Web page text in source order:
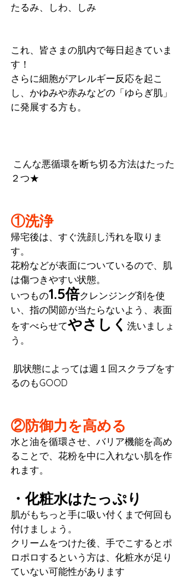
たるみ、しわ、しみ
これ、皆さまの肌内で毎日起きていま
す！
さらに細胞がアレルギー反応を起こ
し、かゆみや赤みなどの「ゆらぎ肌」
に発展する方も。
こんな悪循環を断ち切る方法はたった
２つ★
①洗浄
帰宅後は、すぐ洗顔し汚れを取りま
す。
花粉などが表面についているので、肌
は傷つきやすい状態。
いつもの1.5倍クレンジング剤を使
い、指の関節が当たらないよう、表面
をすべらせてやさしく 洗いましょ
う。
肌状態によっては週１回スクラブをす
るのもGOOD
②防御力を高める
水と油を循環させ、バリア機能を高め
ることで、花粉を中に入れない肌を作
れます。
・化粧水はたっぷり
肌がもちっと手に吸い付くまで何回も
付けましょう。
クリームをつけた後、手でこするとポ
ロポロするという方は、化粧水が足り
ていない可能性があります